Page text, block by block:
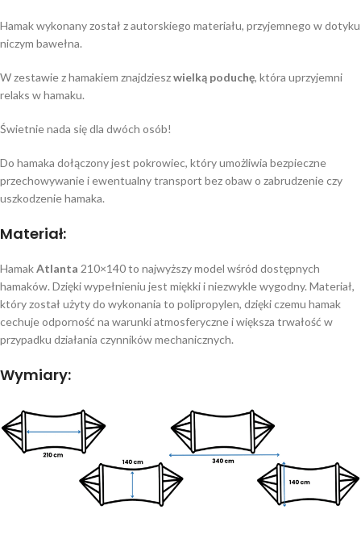
Hamak wykonany został z autorskiego materiału, przyjemnego w dotyku
niczym bawełna.
W zestawie z hamakiem znajdzieszwielką poduchę, która uprzyjemni
relaks w hamaku.
Świetnie nada się dla dwóch osób!
Do hamaka dołączony jest pokrowiec, który umożliwia bezpieczne
przechowywanie i ewentualny transport bez obaw o zabrudzenie czy
uszkodzenie hamaka.
Materiał:
HamakAtlanta 210×140 to najwyższy model wśród dostępnych
hamaków. Dzięki wypełnieniu jest miękki i niezwykle wygodny. Materiał,
który został użyty do wykonania to polipropylen, dzięki czemu hamak
cechuje odporność na warunki atmosferyczne i większa trwałość w
przypadku działania czynników mechanicznych.
Wymiary: